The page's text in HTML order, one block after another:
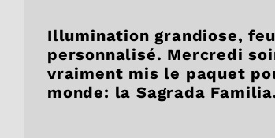
Illumination grandiose,
personnalisé. Mercredi
vraiment mis le paquet
monde: la Sagrada